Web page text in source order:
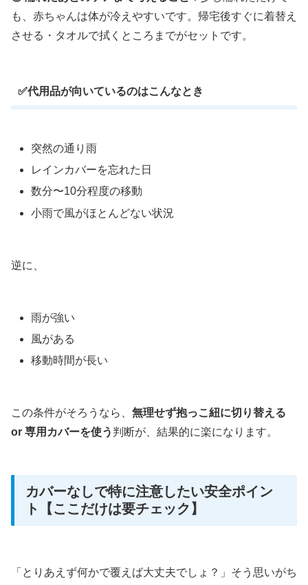
も、赤ちゃんは体が冷えやすいです。帰宅後すぐに着替え
させる・タオルで拭くところまでがセットです。
✅代用品が向いているのはこんなとき
突然の通り雨
レインカバーを忘れた日
数分〜10分程度の移動
小雨で風がほとんどない状況
逆に、
雨が強い
風がある
移動時間が長い
この条件がそろうなら、 無理せず抱っこ紐に切り替える
or 専用カバーを使う 判断が、結果的に楽になります。
カバーなしで特に注意したい安全ポイン
ト【ここだけは要チェック】
「とりあえず何かで覆えば大丈夫でしょ？」そう思いがち